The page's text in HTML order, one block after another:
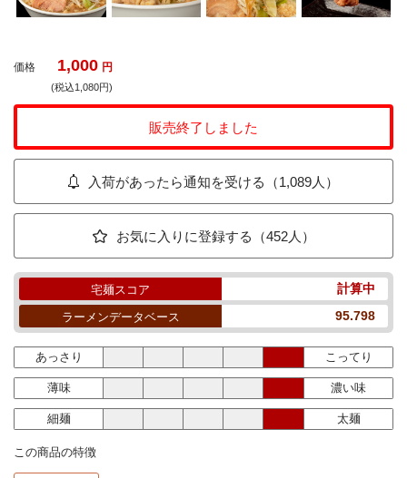
価格 1,000 円
(税込1,080円)
販売終了しました
入荷があったら通知を受ける（1,089人）
お気に入りに登録する（452人）
宅麺スコア 計算中
ラーメンデータベース 95.798
あっさり こってり
薄味 濃い味
細麺 太麺
この商品の特徴